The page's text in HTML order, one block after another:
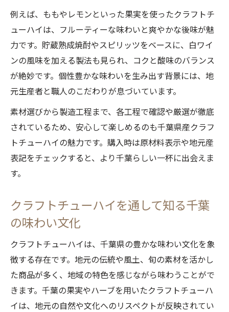
例えば、ももやレモンといった果実を使ったクラフトチ
ューハイは、フルーティーな味わいと爽やかな後味が魅
力です。貯蔵熟成焼酎やスピリッツをベースに、白ワイ
ンの風味を加える製法も見られ、コクと酸味のバランス
が絶妙です。個性豊かな味わいを生み出す背景には、地
元生産者と職人のこだわりが息づいています。
素材選びから製造工程まで、各工程で確認や厳選が徹底
されているため、安心して楽しめるのも千葉県産クラフ
トチューハイの魅力です。購入時は原材料表示や地元産
表記をチェックすると、より千葉らしい一杯に出会えま
す。
クラフトチューハイを通して知る千葉
の味わい文化
クラフトチューハイは、千葉県の豊かな味わい文化を象
徴する存在です。地元の伝統や風土、旬の素材を活かし
た商品が多く、地域の特色を感じながら味わうことがで
きます。千葉の果実やハーブを用いたクラフトチューハ
イは、地元の自然や文化へのリスペクトが反映されてい